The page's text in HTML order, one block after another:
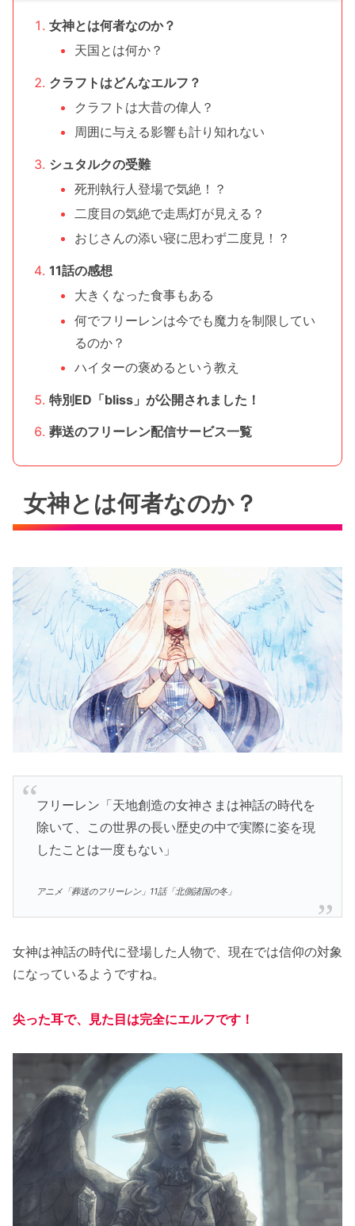
女神とは何者なのか？
天国とは何か？
クラフトはどんなエルフ？
クラフトは大昔の偉人？
周囲に与える影響も計り知れない
シュタルクの受難
死刑執行人登場で気絶！？
二度目の気絶で走馬灯が見える？
おじさんの添い寝に思わず二度見！？
11話の感想
大きくなった食事もある
何でフリーレンは今でも魔力を制限してい
るのか？
ハイターの褒めるという教え
特別ED「bliss」が公開されました！
葬送のフリーレン配信サービス一覧
女神とは何者なのか？
フリーレン「天地創造の女神さまは神話の時代を
除いて、この世界の長い歴史の中で実際に姿を現
したことは一度もない」
アニメ「葬送のフリーレン」11話「北側諸国の冬」
女神は神話の時代に登場した人物で、現在では信仰の対象
になっているようですね。
尖った耳で、見た目は完全にエルフです！